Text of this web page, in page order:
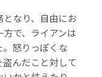
なり、自由にお
で、ライアンは
怒りっぽくな
んだこと対して